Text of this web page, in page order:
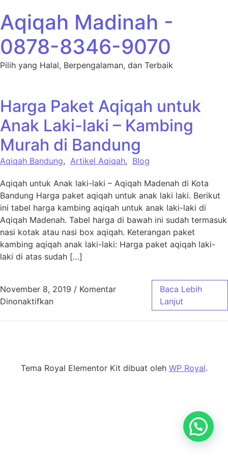
Aqiqah Madinah -
0878-8346-9070
Pilih yang Halal, Berpengalaman, dan Terbaik
Harga Paket Aqiqah untuk
Anak Laki-laki – Kambing
Murah di Bandung
Aqiqah Bandung, Artikel Aqiqah, Blog
Aqiqah untuk Anak laki-laki – Aqiqah Madenah di Kota
Bandung Harga paket aqiqah untuk anak laki laki. Berikut
ini tabel harga kambing aqiqah untuk anak laki-laki di
Aqiqah Madenah. Tabel harga di bawah ini sudah termasuk
nasi kotak atau nasi box aqiqah. Keterangan paket
kambing aqiqah anak laki-laki: Harga paket aqiqah laki-
laki di atas sudah […]
November 8, 2019 / Komentar
Dinonaktifkanpada Harga Paket Aqiqah untuk Anak Laki-
Baca Lebih
Lanjut
Tema Royal Elementor Kit dibuat oleh WP Royal.